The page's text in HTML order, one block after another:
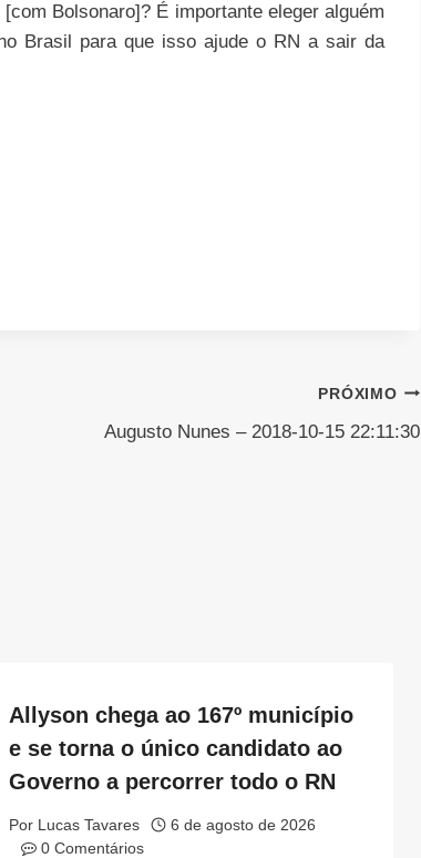
Bolsonaro]? É importante eleger alguém
Brasil para que isso ajude o RN a sair da
PRÓXIMO
Augusto Nunes – 2018-10-15 22:11:30
Allyson chega ao 167º município
e se torna o único candidato ao
Governo a percorrer todo o RN
Por Lucas Tavares
6 de agosto de 2026
0 Comentários